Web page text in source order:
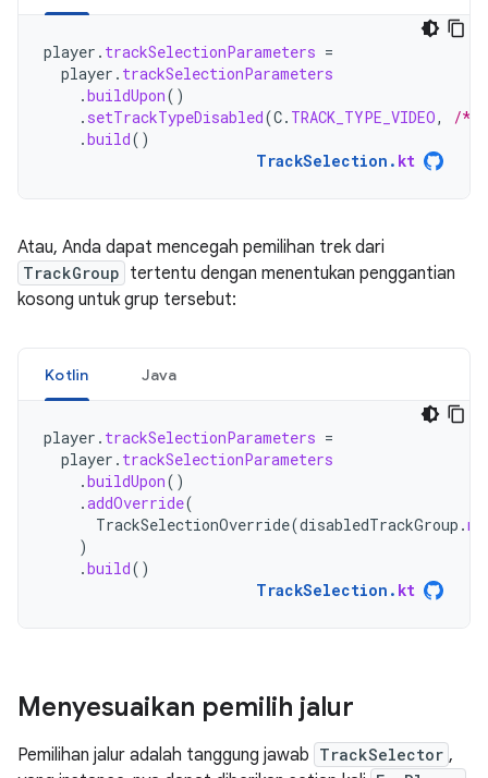
player . trackSelectionParameters =
player . trackSelectionParameters
.buildUpon()
. setTrackTypeDisabled(C. TRACK_TYPE_VIDEO,
/*
.build()
TrackSelection . kt
Atau, Anda dapat mencegah pemilihan trek dari
TrackGroup tertentu dengan menentukan penggantian
kosong untuk grup tersebut:
Kotlin Java
player . trackSelectionParameters =
player . trackSelectionParameters
.buildUpon()
.addOverride(
TrackSelectionOverride(disabledTrackGroup .
)
.build()
TrackSelection . kt
Menyesuaikan pemilih jalur
Pemilihan jalur adalah tanggung jawab TrackSelector ,